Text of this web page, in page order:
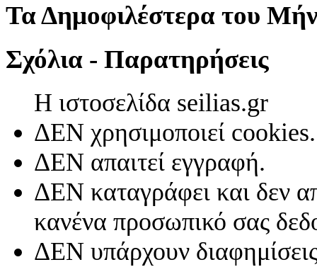
Τα Δημοφιλέστερα του
Σχόλια - Παρατηρήσεις
Η ιστοσελίδα seilias.gr
ΔΕΝ χρησιμοποιεί cookies.
ΔΕΝ απαιτεί εγγραφή.
ΔΕΝ καταγράφει και δεν
κανένα προσωπικό σας
ΔΕΝ υπάρχουν